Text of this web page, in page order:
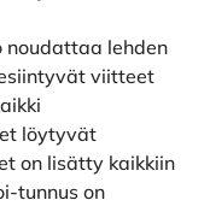
lehden
viitteet
löytyvät
on lisätty kaikkiin
tunnus on